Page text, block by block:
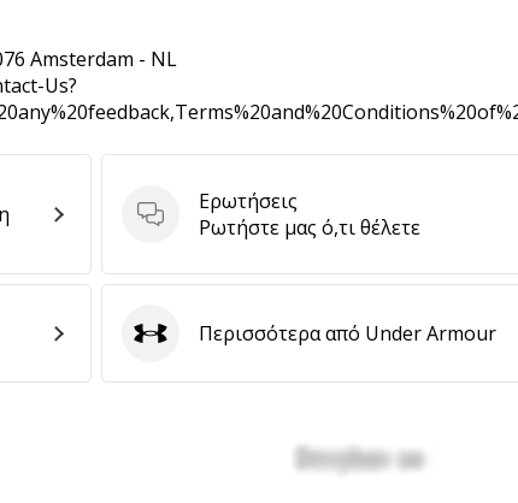
Amsterdam - NL
Us?
Ερωτήσεις
Ερωτήσεις
Ρωτήστε μας ό,τι θέλετε
Under Armour
Περισσότερα από Under Armour